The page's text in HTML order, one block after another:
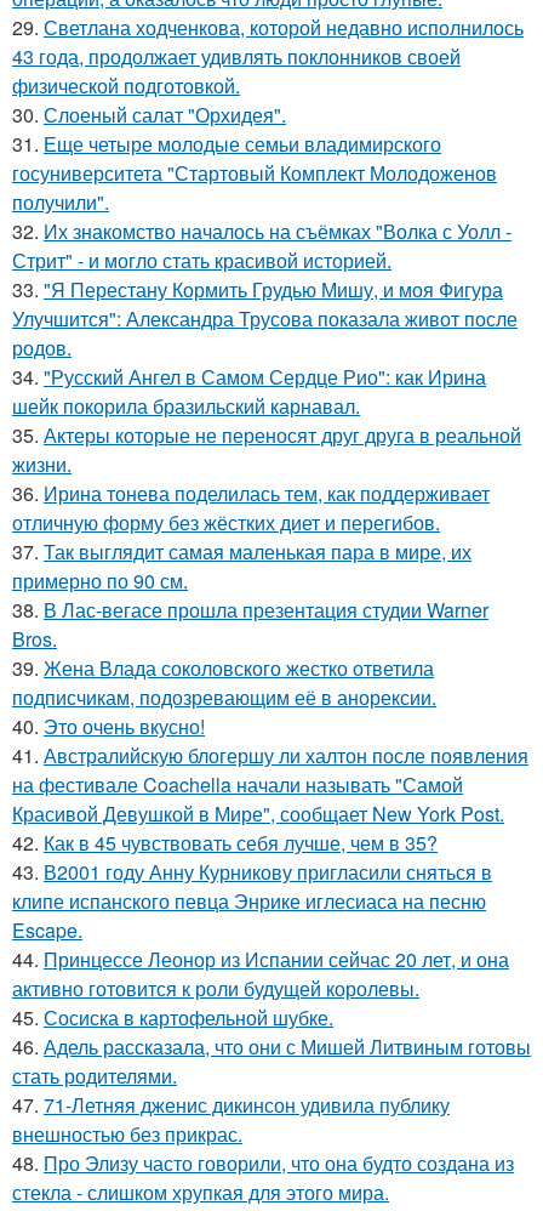
29. Светлана ходченкова, которой недавно исполнилось
43 года, продолжает удивлять поклонников своей
физической подготовкой.
30. Слоеный салат "Орхидея".
31. Еще четыре молодые семьи владимирского
госуниверситета "Стартовый Комплект Молодоженов
получили".
32. Их знакомство началось на съёмках "Волка с Уолл -
Стрит" - и могло стать красивой историей.
33. "Я Перестану Кормить Грудью Мишу, и моя Фигура
Улучшится": Александра Трусова показала живот после
родов.
34. "Русский Ангел в Самом Сердце Рио": как Ирина
шейк покорила бразильский карнавал.
35. Актеры которые не переносят друг друга в реальной
жизни.
36. Ирина тонева поделилась тем, как поддерживает
отличную форму без жёстких диет и перегибов.
37. Так выглядит самая маленькая пара в мире, их
примерно по 90 см.
38. В Лас-вегасе прошла презентация студии Warner
Bros.
39. Жена Влада соколовского жестко ответила
подписчикам, подозревающим её в анорексии.
40. Это очень вкусно!
41. Австралийскую блогершу ли халтон после появления
на фестивале Coachella начали называть "Самой
Красивой Девушкой в Мире", сообщает New York Post.
42. Как в 45 чувствовать себя лучше, чем в 35?
43. В2001 году Анну Курникову пригласили сняться в
клипе испанского певца Энрике иглесиаса на песню
Escape.
44. Принцессе Леонор из Испании сейчас 20 лет, и она
активно готовится к роли будущей королевы.
45. Сосиска в картофельной шубке.
46. Адель рассказала, что они с Мишей Литвиным готовы
стать родителями.
47. 71-Летняя дженис дикинсон удивила публику
внешностью без прикрас.
48. Про Элизу часто говорили, что она будто создана из
стекла - слишком хрупкая для этого мира.